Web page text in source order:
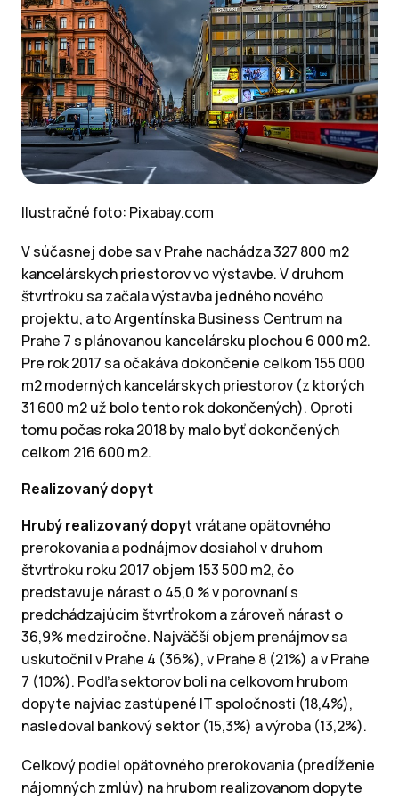
Ilustračné foto: Pixabay.com
V súčasnej dobe sa v Prahe nachádza 327 800 m2
kancelárskych priestorov vo výstavbe. V druhom
štvrťroku sa začala výstavba jedného nového
projektu, a to Argentínska Business Centrum na
Prahe 7 s plánovanou kancelársku plochou 6 000 m2.
Pre rok 2017 sa očakáva dokončenie celkom 155 000
m2 moderných kancelárskych priestorov (z ktorých
31 600 m2 už bolo tento rok dokončených). Oproti
tomu počas roka 2018 by malo byť dokončených
celkom 216 600 m2.
Realizovaný dopyt
Hrubý realizovaný dopyt vrátane opätovného
prerokovania a podnájmov dosiahol v druhom
štvrťroku roku 2017 objem 153 500 m2, čo
predstavuje nárast o 45,0 % v porovnaní s
predchádzajúcim štvrťrokom a zároveň nárast o
36,9% medziročne. Najväčší objem prenájmov sa
uskutočnil v Prahe 4 (36%), v Prahe 8 (21%) a v Prahe
7 (10%). Podľa sektorov boli na celkovom hrubom
dopyte najviac zastúpené IT spoločnosti (18,4%),
nasledoval bankový sektor (15,3%) a výroba (13,2%).
Celkový podiel opätovného prerokovania (predĺženie
nájomných zmlúv) na hrubom realizovanom dopyte